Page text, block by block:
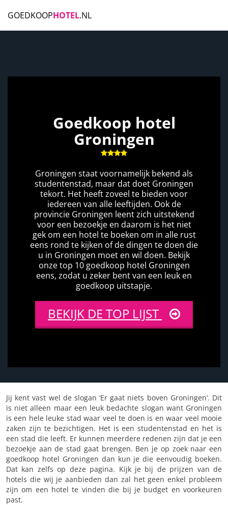
GOEDKOOPHOTEL.NL
Goedkoop hotel
Groningen
Groningen staat voornamelijk bekend als
studentenstad, maar dat doet Groningen
tekort. Het heeft zoveel te bieden voor
iedereen van alle leeftijden. Ook de
provincie Groningen leent zich uitstekend
voor een bezoekje en daarom is het niet
gek om een hotel te boeken om in alle rust
eens rond te kijken of de dingen te doen die
u in Groningen moet en wil doen. Bekijk
onze top 10 goedkoop hotel Groningen
eens, zodat u zeker bent van een leuk en
goedkoop uitstapje.
BEKIJK DE TOP LIJST
Jij kent vast wel de slogan ‘Er gaat niets boven Groningen’. Dit
is niet alleen maar een leuk bedachte slogan want Groningen
is een hele leuke stad waar veel te doen is en waar veel mooie
zaken zijn te bezichtigen. Het is een studentenstad en het is
een stad die leeft. Er kunnen meerdere redenen zijn dat je een
bezoekje aan de stad gaat brengen. Ben je op zoek naar een
goedkoop hotel Groningen dan kun je die eenvoudig boeken.
Dat kan zelfs op deze pagina. Kijk je bij de prijzen van de
hotels die wij je aanbieden dan zal het geen enkel probleem
zijn om een hotel te vinden die bij je budget en voorkeuren
past.